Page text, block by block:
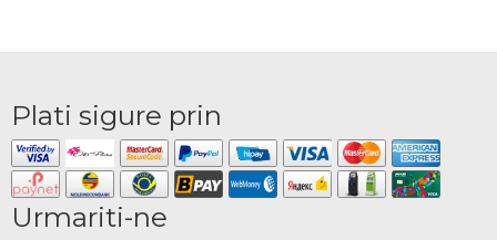
Plati sigure prin
Urmariti-ne